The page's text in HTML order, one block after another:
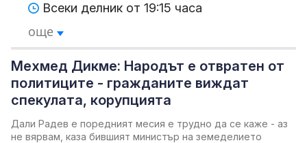
Всеки делник от 19:15 часа
още
Мехмед Дикме: Народът е отвратен от
политиците - гражданите виждат
спекулата, корупцията
Дали Радев е поредният месия е трудно да се каже - аз
не вярвам, каза бившият министър на земеделието